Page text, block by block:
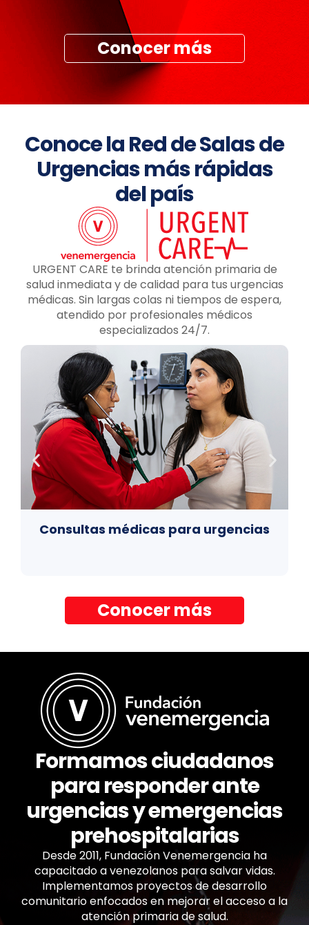
Conocer más
Conoce la Red de Salas de
Urgencias más rápidas
del país
URGENT CARE te brinda atención primaria de
salud inmediata y de calidad para tus urgencias
médicas. Sin largas colas ni tiempos de espera,
atendido por profesionales médicos
especializados 24/7.
Consultas médicas para urgencias
Conocer más
Formamos ciudadanos
para responder ante
urgencias y emergencias
prehospitalarias
Desde 2011, Fundación Venemergencia ha
capacitado a venezolanos para salvar vidas.
Implementamos proyectos de desarrollo
comunitario enfocados en mejorar el acceso a la
atención primaria de salud.